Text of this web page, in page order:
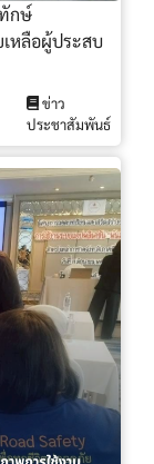
กษ์
หลือผู้ประสบ
ข่าว
ประชาสัมพันธ์